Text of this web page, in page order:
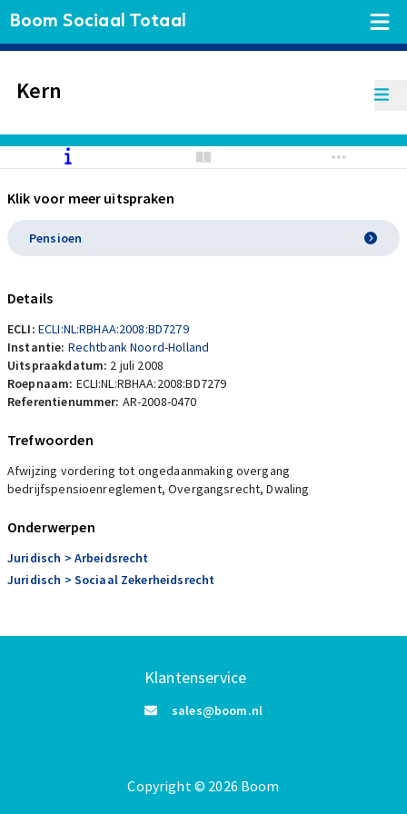
Boom Sociaal Totaal
Kern
Klik voor meer uitspraken
Pensioen
Details
ECLI: ECLI:NL:RBHAA:2008:BD7279
Instantie: Rechtbank Noord-Holland
Uitspraakdatum: 2 juli 2008
Roepnaam: ECLI:NL:RBHAA:2008:BD7279
Referentienummer: AR-2008-0470
Trefwoorden
Afwijzing vordering tot ongedaanmaking overgang
bedrijfspensioenreglement, Overgangsrecht, Dwaling
Onderwerpen
Juridisch > Arbeidsrecht
Juridisch > Sociaal Zekerheidsrecht
Klantenservice
sales@boom.nl
Copyright©️ 2026 Boom